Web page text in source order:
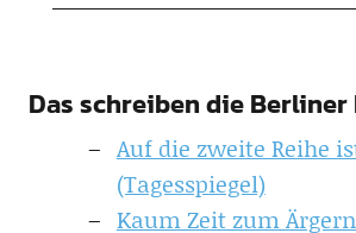
Das schreiben die Berliner
Auf die zweite Reihe
(Tagesspiegel)
Kaum Zeit zum